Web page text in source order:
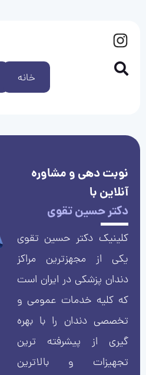
خانه
نوبت دهی و مشاوره
آنلاین با
دکتر حسین تقوی
کلینیک دکتر حسین تقوی
یکی از مجهزترین مراکز
دندان پزشکی در ایران است
که کلیه خدمات عمومی و
تخصصی دندان را با بهره
گیری از پیشرفته ترین
تجهیزات و بالاترین